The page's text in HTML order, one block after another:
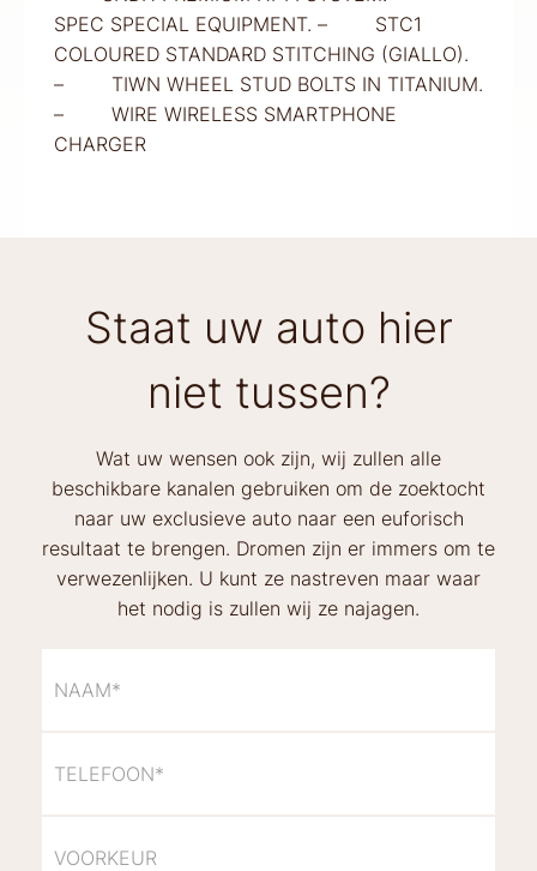
SPEC SPECIAL EQUIPMENT. – STC1
COLOURED STANDARD STITCHING (GIALLO).
– TIWN WHEEL STUD BOLTS IN TITANIUM.
– WIRE WIRELESS SMARTPHONE
CHARGER
Staat uw auto hier
niet tussen?
Wat uw wensen ook zijn, wij zullen alle
beschikbare kanalen gebruiken om de zoektocht
naar uw exclusieve auto naar een euforisch
resultaat te brengen. Dromen zijn er immers om te
verwezenlijken. U kunt ze nastreven maar waar
het nodig is zullen wij ze najagen.